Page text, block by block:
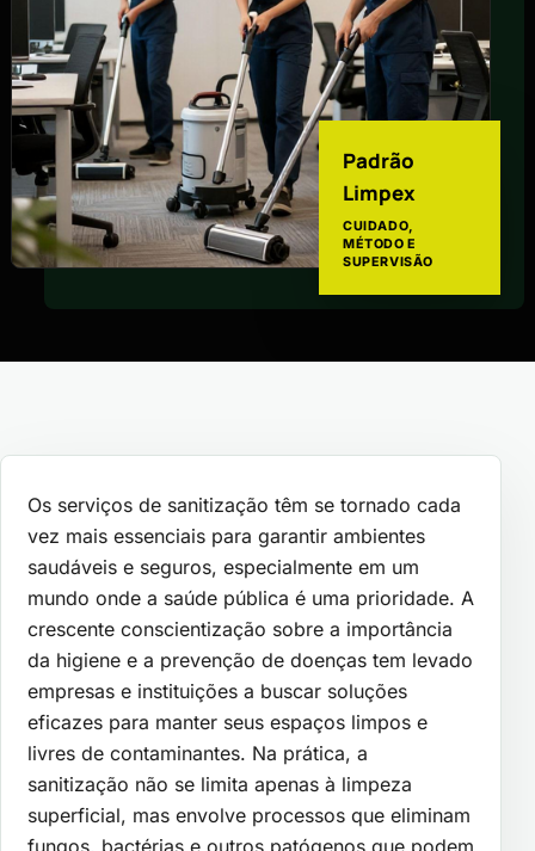
Padrão
Limpex
CUIDADO,
MÉTODO E
SUPERVISÃO
Os serviços de sanitização têm se tornado cada
vez mais essenciais para garantir ambientes
saudáveis e seguros, especialmente em um
mundo onde a saúde pública é uma prioridade. A
crescente conscientização sobre a importância
da higiene e a prevenção de doenças tem levado
empresas e instituições a buscar soluções
eficazes para manter seus espaços limpos e
livres de contaminantes. Na prática, a
sanitização não se limita apenas à limpeza
superficial, mas envolve processos que eliminam
fungos, bactérias e outros patógenos que podem